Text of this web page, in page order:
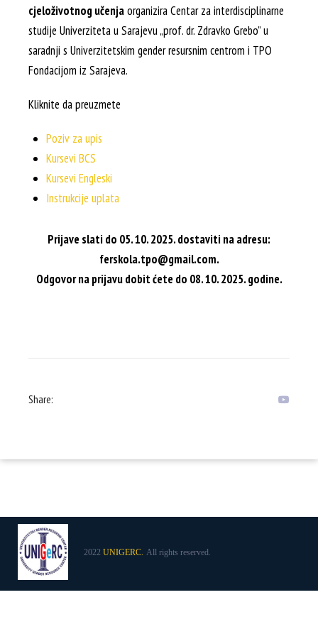
cjeloživotnog učenjaorganizira Centar za interdisciplinarne
studije Univerziteta u Sarajevu „prof. dr. Zdravko Grebo” u
saradnji s Univerzitetskim gender resursnim centrom i TPO
Fondacijom iz Sarajeva.
Kliknite da preuzmete
Poziv za upis
Kursevi BCS
Kursevi Engleski
Instrukcije uplata
Prijave slati do 05. 10. 2025. dostaviti na adresu:
ferskola.tpo@gmail.com.
Odgovor na prijavu dobit ćete do 08. 10. 2025. godine.
Share:
2022 UNIGERC. All rights reserved.